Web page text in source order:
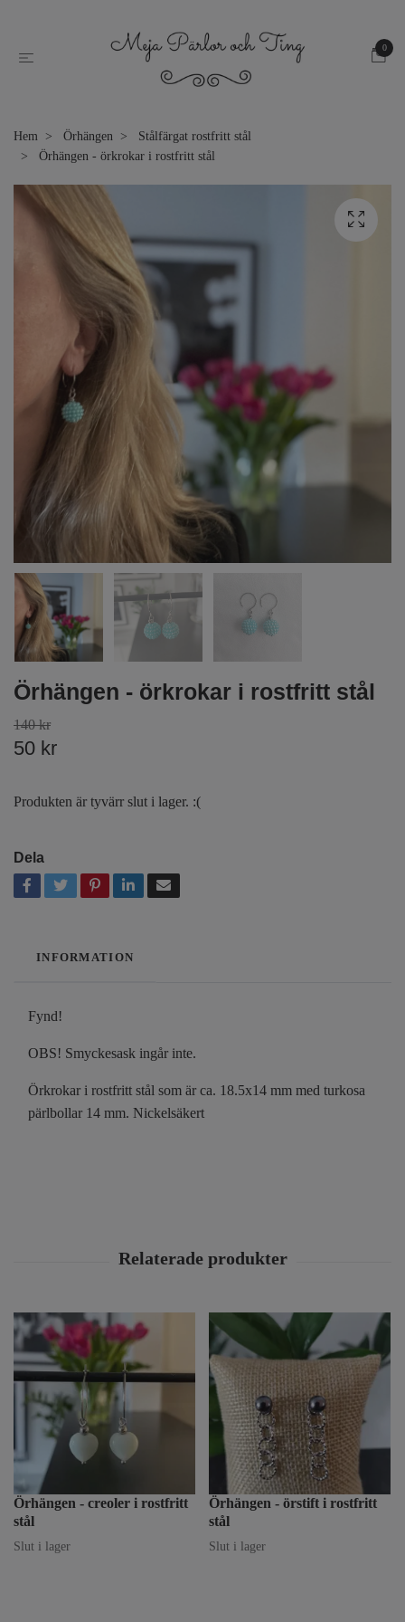
0
Hem Örhängen
Stålfärgat rostfritt stål
Örhängen - örkrokar i rostfritt stål
Örhängen - örkrokar i rostfritt stål
140 kr
50 kr
Produkten är tyvärr slut i lager. :(
Dela
INFORMATION
Fynd!
OBS! Smyckesask ingår inte.
Örkrokar i rostfritt stål som är ca. 18.5x14 mm med turkosa
pärlbollar 14 mm. Nickelsäkert
Örhängen - creoler i rostfritt
stål
Slut i lager
Örhängen - örstift i rostfritt
stål
Slut i lager